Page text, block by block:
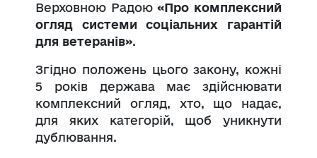
Верховною Радою«Про комплексний
огляд системи соціальних гарантій
для ветеранів».
Згідно положень цього закону, кожні
5 років держава має здійснювати
комплексний огляд, хто, що надає,
для яких категорій, щоб уникнути
дублювання.